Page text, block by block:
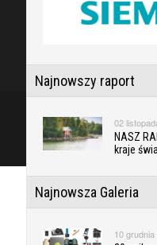
Najnowszy raport
02
NASZ
kraje
Najnowsza Galeria
10